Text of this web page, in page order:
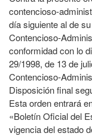
contencioso-
día siguiente al de
Contencioso-
conformidad con lo
29/1998, de 13 de
Contencioso-
Disposición final
Esta orden entrará
«Boletín Oficial del
vigencia del estado